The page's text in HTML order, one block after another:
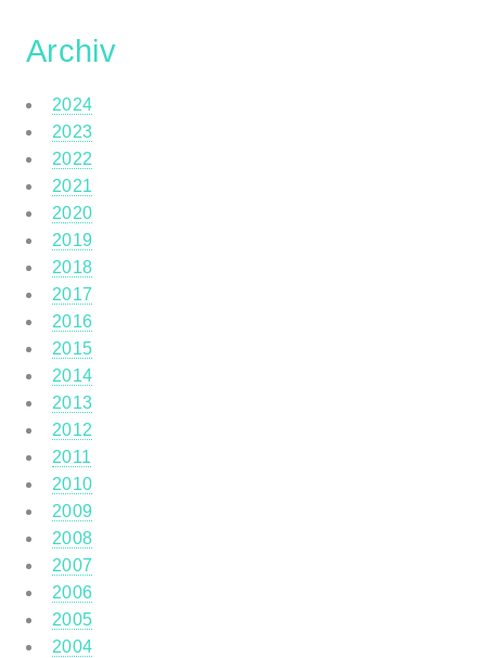
Archiv
2024
2023
2022
2021
2020
2019
2018
2017
2016
2015
2014
2013
2012
2011
2010
2009
2008
2007
2006
2005
2004